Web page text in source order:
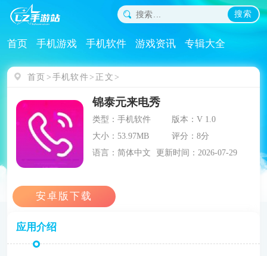
搜索
首页 手机游戏 手机软件 游戏资讯 专辑大全
首页 手机软件 正文
锦泰元来电秀
类型：手机软件
版本：V 1.0
大小：53.97MB
评分：8分
语言：简体中文
更新时间：2026-07-29
应用介绍